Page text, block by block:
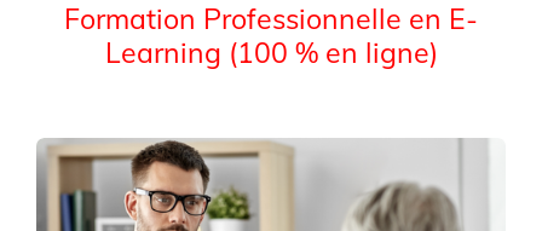
Formation Professionnelle en E-
Learning (100 % en ligne)